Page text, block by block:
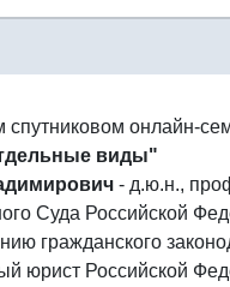
спутниковом онлайн-
виды"
- д.ю.н.,
Суда Российской
гражданского
юрист Российской